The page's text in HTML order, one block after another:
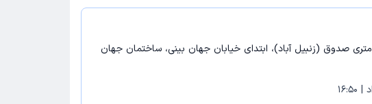
قم - قم، خیابان 45 متری صدوق (زنبیل آباد)، ابتدای خیابان جهان بینی، ساختمان جهان